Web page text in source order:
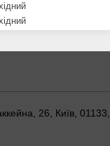
26, Київ, 01133,